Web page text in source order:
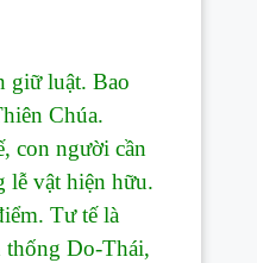
luật. Bao
Chúa.
con người cần
lễ vật hiện hữu.
Tư tế là
thống Do-Thái,